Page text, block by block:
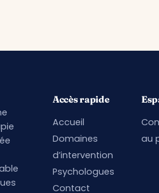
Accès rapide
Accueil
Domaines
d’intervention
Psychologues
Contact
au